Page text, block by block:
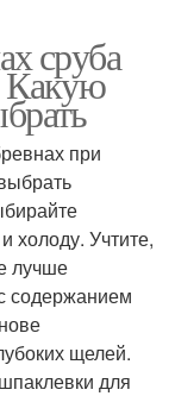
сруба
Какую
при
холоду. Учтите,
лучше
содержанием
щелей.
для